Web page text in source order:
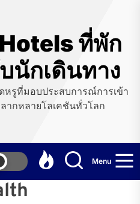
ที่พัก
นักเดินทาง
หรูที่มอบประสบการณ์การเข้า
ากหลายโลเคชันทั่วโลก
Menu